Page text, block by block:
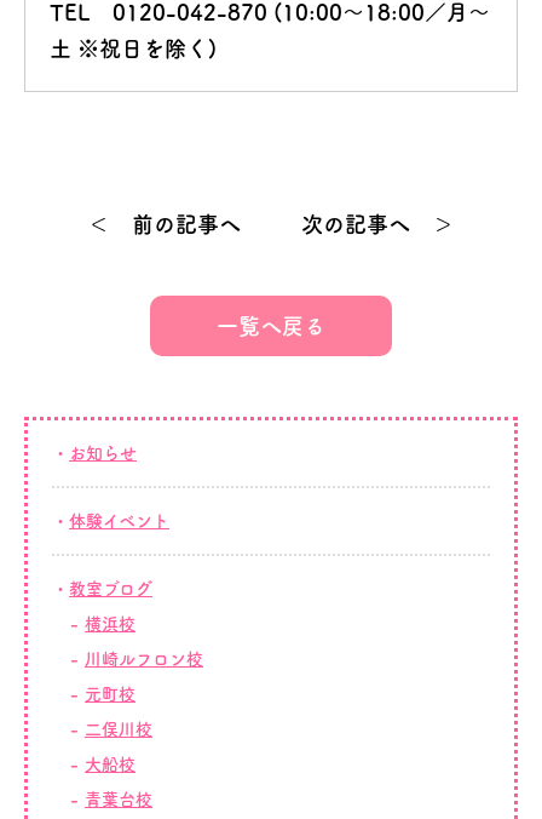
TEL 0120-042-870 (10:00～18:00／月～
土 ※祝日を除く)
＜ 前の記事へ 次の記事へ ＞
一覧へ戻る
お知らせ
体験イベント
教室ブログ
横浜校
川崎ルフロン校
元町校
二俣川校
大船校
青葉台校